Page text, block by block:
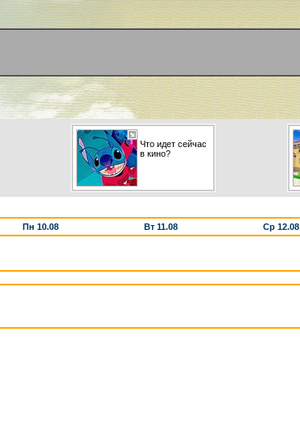
Что идет сейчас
в кино?
Пн 10.08 Вт 11.08 Ср 12.08